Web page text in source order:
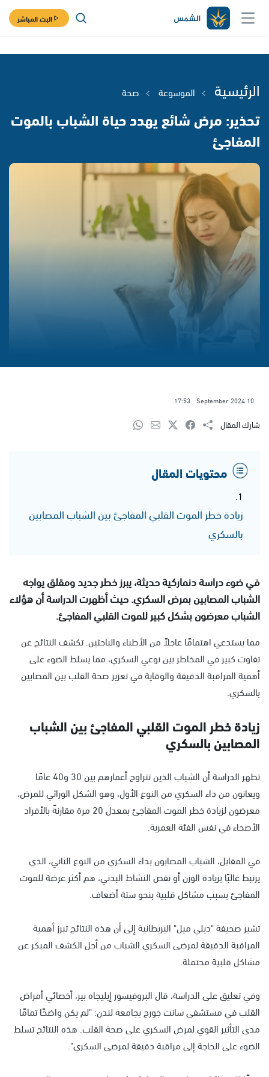
البث المباشر
الرئيسية الموسوعة صحة
تحذير: مرض شائع يهدد حياة الشباب بالموت
المفاجئ
10 September 2024
17:53
شارك المقال
محتويات المقال
زيادة خطر الموت القلبي المفاجئ بين الشباب المصابين
بالسكري
في ضوء دراسة دنماركية حديثة، يبرز خطر جديد ومقلق يواجه
الشباب المصابين بمرض السكري. حيث أظهرت الدراسة أن هؤلاء
الشباب معرضون بشكل كبير للموت القلبي المفاجئ.
مما يستدعي اهتمامًا عاجلاً من الأطباء والباحثين. تكشف النتائج عن
تفاوت كبير في المخاطر بين نوعي السكري، مما يسلط الضوء على
أهمية المراقبة الدقيقة والوقاية في تعزيز صحة القلب بين المصابين
بالسكري.
زيادة خطر الموت القلبي المفاجئ بين الشباب
المصابين بالسكري
تظهر الدراسة أن الشباب الذين تتراوح أعمارهم بين 30 و40 عامًا
ويعانون من داء السكري من النوع الأول، وهو الشكل الوراثي للمرض،
معرضون لزيادة خطر الموت المفاجئ بمعدل 20 مرة مقارنةً بالأفراد
الأصحاء في نفس الفئة العمرية.
في المقابل، الشباب المصابون بداء السكري من النوع الثاني، الذي
يرتبط غالبًا بزيادة الوزن أو نقص النشاط البدني، هم أكثر عرضة للموت
المفاجئ بسبب مشاكل قلبية بنحو ستة أضعاف.
تشير صحيفة "ديلي ميل" البريطانية إلى أن هذه النتائج تبرز أهمية
المراقبة الدقيقة لمرضى السكري الشباب من أجل الكشف المبكر عن
مشاكل قلبية محتملة.
وفي تعليق على الدراسة، قال البروفيسور إيليجاه بير، أخصائي أمراض
القلب في مستشفى سانت جورج بجامعة لندن: "لم يكن واضحًا تمامًا
مدى التأثير القوي لمرض السكري على صحة القلب. هذه النتائج تسلط
الضوء على الحاجة إلى مراقبة دقيقة لمرضى السكري".